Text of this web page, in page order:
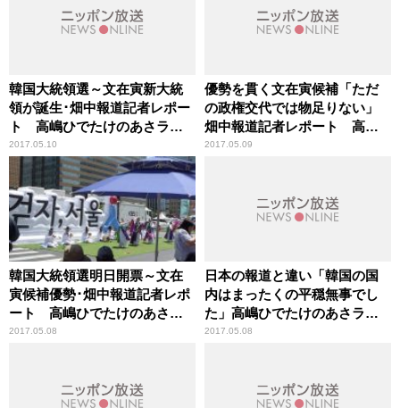
韓国大統領選～文在寅新大統
領が誕生･畑中報道記者レポー
ト 高嶋ひでたけのあさラ
ジ！
2017.05.10
優勢を貫く文在寅候補「ただ
の政権交代では物足りない」
畑中報道記者レポート 高嶋
ひでたけのあさラジ！
2017.05.09
韓国大統領選明日開票～文在
寅候補優勢･畑中報道記者レポ
ート 高嶋ひでたけのあさラ
ジ！
2017.05.08
日本の報道と違い「韓国の国
内はまったくの平穏無事でし
た」高嶋ひでたけのあさラ
ジ！
2017.05.08